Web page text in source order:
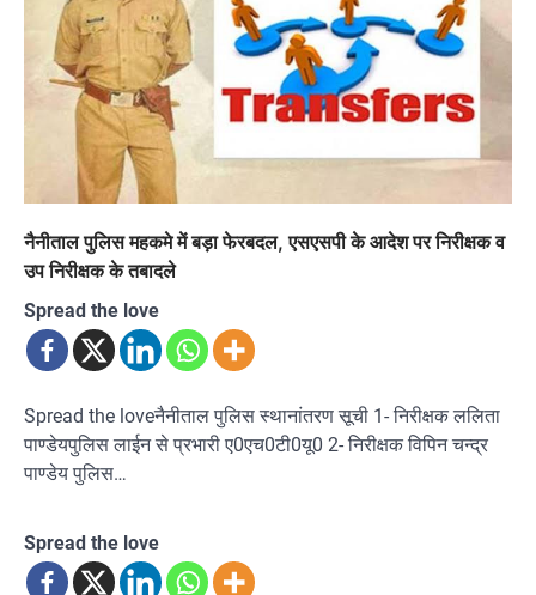
नैनीताल पुलिस महकमे में बड़ा फेरबदल, एसएसपी के आदेश पर निरीक्षक व
उप निरीक्षक के तबादले
Spread the love
Spread the loveनैनीताल पुलिस स्थानांतरण सूची 1- निरीक्षक ललिता
पाण्डेयपुलिस लाईन से प्रभारी ए0एच0टी0यू0 2- निरीक्षक विपिन चन्द्र
पाण्डेय पुलिस…
Spread the love